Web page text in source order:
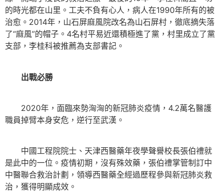
的時光都在山里。工夫不負有心人，病人在1990年所有的被
治愈。2014年，山石屏麻風院改名為山石屏村，徹底摘失落
了“麻風”的帽子。4名村平易近還積極進了黨，村里成立了黨
支部，李桂科被推薦為支部書記。
出戰必勝
2020年，面臨來勢洶洶的新冠肺炎疫情，4.2萬名醫護
職員掉臂本身安危，逆行至武漢。
中國工程院院士、天津西醫藥年夜學聲譽校長張伯禮就
是此中的一位。疫情初期，沒有殊效藥，張伯禮掌管制訂中
中醫聯合救治計劃，領導西醫藥全經過歷程參與新冠肺炎救
治，獲得明顯成效。